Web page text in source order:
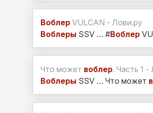
Воблер VULCAN - Лови.ру
Воблеры SSV … #Воблер
Что может воблер. Часть 1 -
Воблеры SSV … Что может